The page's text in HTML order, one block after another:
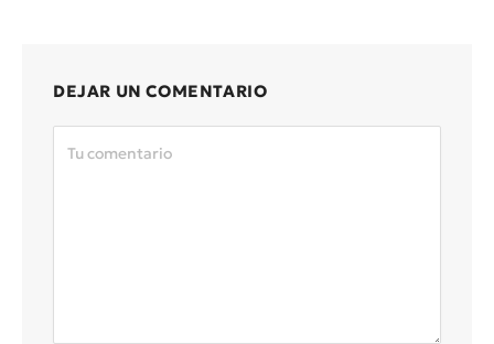
DEJAR UN COMENTARIO